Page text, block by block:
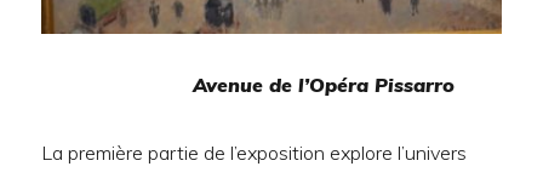
Avenue de l’Opéra Pissarro
La première partie de l’exposition explore l’univers